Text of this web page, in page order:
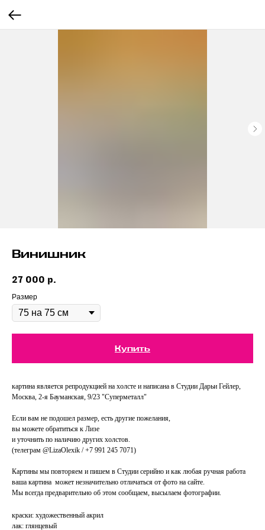
Винишник
27 000 р.
Размер
Купить
картина является репродукцией на холсте и написана в Студии Дарьи Гейлер,
Москва, 2-я Бауманская, 9/23 "Суперметалл"
Если вам не подошел размер, есть другие пожелания,
вы можете обратиться к Лизе
и уточнить по наличию других холстов.
(телеграм @LizaOlexik / +7 991 245 7071)
Картины мы повторяем и пишем в Студии серийно и как любая ручная работа
ваша картина может незначительно отличаться от фото на сайте.
Мы всегда предварительно об этом сообщаем, высылаем фотографии.
краски: художественный акрил
лак: глянцевый